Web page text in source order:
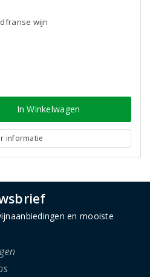
wijn
In Winkelwagen
informatie
en mooiste